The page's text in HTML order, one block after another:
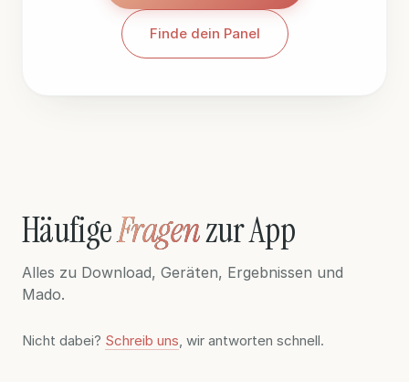
Finde dein Panel
HäufigeFragenzur App
Alles zu Download, Geräten, Ergebnissen und
Mado.
Nicht dabei? Schreib uns, wir antworten schnell.